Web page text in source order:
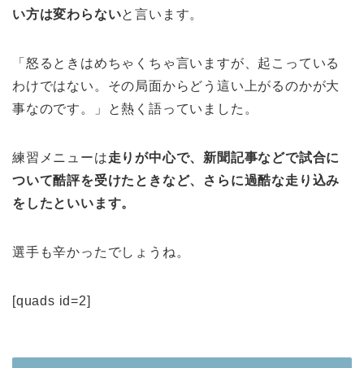
い方は変わらないと言います。
「怒るときはめちゃくちゃ言いますが、起こっている
わけではない。その局面からどう這い上がるのかが大
事なのです。」と熱く語っていました。
練習メニューは走りが中心で、新聞記事などで試合に
ついて酷評を受けたときなど、さらに過酷な走り込み
をしたといいます。
選手も辛かったでしょうね。
[quads id=2]